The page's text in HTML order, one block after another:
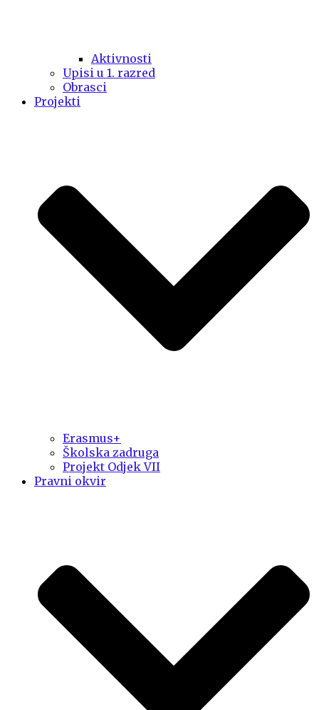
Aktivnosti
Upisi u 1. razred
Obrasci
Projekti
Erasmus+
Školska zadruga
Projekt Odjek VII
Pravni okvir